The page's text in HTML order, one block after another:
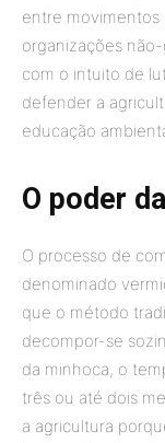
entre movimentos
organizações
com o intuito de
defender a
educação
O poder
O processo de
denominado
que o método
decompor-se
da minhoca, o
três ou até dois
a agricultura